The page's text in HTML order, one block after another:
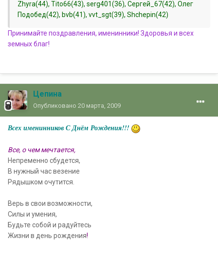
Zhyra(44), Tito66(43), serg401(36), Сергей_67(42), Олег
Подобед(42), bvb(41), vvt_sgt(39), Shchepin(42)
Принимайте поздравления, именинники! Здоровья и всех
земных благ!
Цепина
Опубликовано 20 марта, 2009
Всех именинников С Днём Рождения!!!
Все, о чем мечтается,
Непременно сбудется,
В нужный час везение
Рядышком очутится.
Верь в свои возможности,
Силы и умения,
Будьте собой и радуйтесь
Жизни в день рождения!